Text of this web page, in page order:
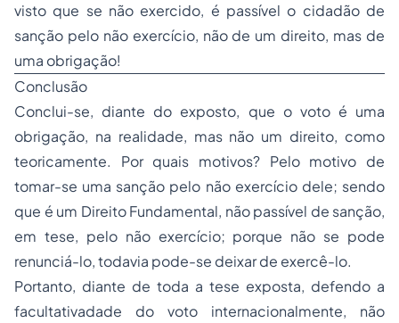
visto que se não exercido, é passível o cidadão de
sanção pelo não exercício, não de um direito, mas de
uma obrigação!
Conclusão
Conclui-se, diante do exposto, que o voto é uma
obrigação, na realidade, mas não um direito, como
teoricamente. Por quais motivos? Pelo motivo de
tomar-se uma sanção pelo não exercício dele; sendo
que é um Direito Fundamental, não passível de sanção,
em tese, pelo não exercício; porque não se pode
renunciá-lo, todavia pode-se deixar de exercê-lo.
Portanto, diante de toda a tese exposta, defendo a
facultativadade do voto internacionalmente, não